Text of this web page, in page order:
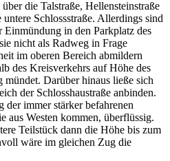
die Talstraße, Hellensteinstraße
Schlossstraße. Allerdings sind
in den Parkplatz des
nicht als Radweg in Frage
im oberen Bereich abmildern
des Kreisverkehrs auf Höhe des
mündet. Darüber hinaus ließe sich
der Schlosshaustraße anbinden.
immer stärker befahrenen
aus Westen kommen, überflüssig.
Teilstück dann die Höhe bis zum
wäre im gleichen Zug die